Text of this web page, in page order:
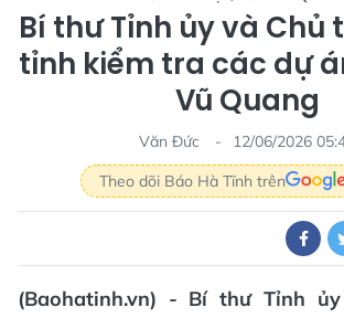
Bí thư Tỉnh ủy và Chủ
tỉnh kiểm tra các dự
Vũ Quang
Văn Đức
12/06/2026
Theo dõi Báo Hà Tĩnh trên
(Baohatinh.vn) - Bí thư Tỉnh